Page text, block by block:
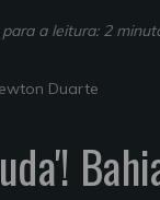
a leitura: 2
Duarte